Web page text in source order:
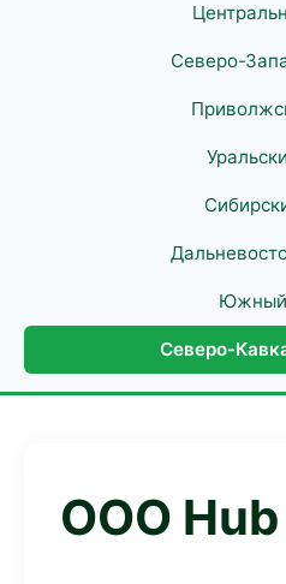
Северо-
Северо-
ООО Hub